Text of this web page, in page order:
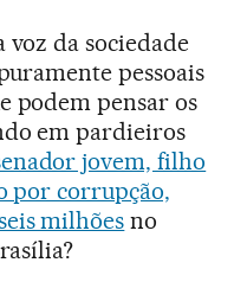
da sociedade
pessoais
podem pensar os
em pardieiros
jovem, filho
por corrupção,
milhões no